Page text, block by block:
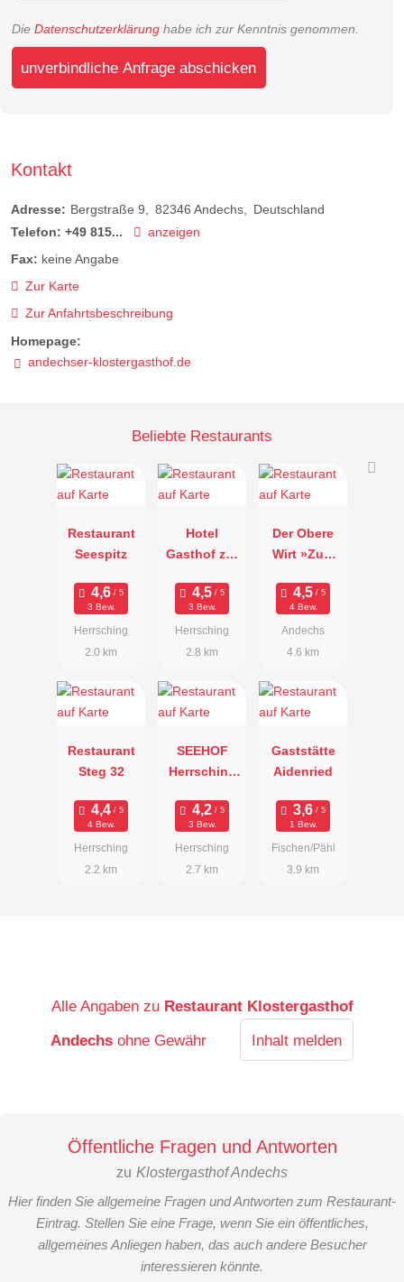
Die Datenschutzerklärung habe ich zur Kenntnis genommen.
unverbindliche Anfrage abschicken
Kontakt
Adresse: Bergstraße 9 82346 Andechs
Deutschland
Telefon: +49 815...
anzeigen
Fax: keine Angabe
Zur Karte
Zur Anfahrtsbeschreibung
Homepage:
andechser-klostergasthof.de
Beliebte Restaurants
Restaurant
Seespitz
3 Bew.
Herrsching
2.0 km
Hotel
Gasthof zur
3 Bew.
Herrsching
2.8 km
Der Obere
Wirt »Zum
4 Bew.
Andechs
4.6 km
Restaurant
Steg 32
4 Bew.
Herrsching
2.2 km
SEEHOF
Herrsching
Ammersee
3 Bew.
Herrsching
2.7 km
Gaststätte
Aidenried
1 Bew.
Fischen/Pähl
3.9 km
Alle Angaben zu Restaurant Klostergasthof
Andechs ohne Gewähr Inhalt melden
Öffentliche Fragen und Antworten
zu Klostergasthof Andechs
Hier finden Sie allgemeine Fragen und Antworten zum Restaurant-
Eintrag. Stellen Sie eine Frage, wenn Sie ein öffentliches,
allgemeines Anliegen haben, das auch andere Besucher
interessieren könnte.